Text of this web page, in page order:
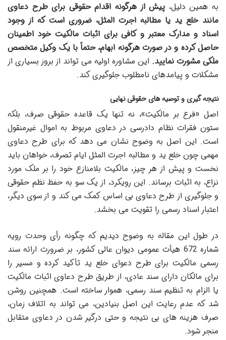
به همین دلیل، پیش از هرگونه اقدام حقوقی برای طرح دعاوی
مانند خلع ید یا مطالبه اجرت المثل، ضروری است که از وجود
اسناد و مدارک معتبر و کافی برای اثبات مالکیت خود اطمینان
حاصل کرده و در صورت هرگونه ابهام، حتماً با یک وکیل متخصص
ملکی مشورت نمایید. این مشاوره اولیه می تواند از بروز بسیاری از
مشکلات و پیامدهای نامطلوب جلوگیری کند.
نتیجه گیری و توصیه های حقوقی نهایی
اصل «فرع بر مالکیت»، نه تنها یک قاعده حقوقی صرف، بلکه
ستون فقرات نظام دادرسی در دعاوی مربوط به اموال غیرمنقول
است. این اصل به وضوح نشان می دهد که برای طرح دعاوی
مهمی چون خلع ید و مطالبه اجرت المثل ایام تصرف، خواهان باید
نخست و پیش از هر چیز، مالکیت بلامنازع خود را بر ملک مورد
نزاع، به اثبات برساند. این رویکرد، از یک سو به حفظ نظم حقوقی
و جلوگیری از طرح دعاوی بی اساس کمک می کند و از سوی دیگر،
اعتبار اسناد رسمی را تقویت می بخشد.
در طول این مقاله به وضوح دیدیم که چگونه رأی وحدت رویه
شماره 672 هیأت عمومی دیوان عالی کشور، بر ضرورت ارائه سند
رسمی مالکیت برای طرح دعوای خلع ید تأکید کرده و مسیر را
برای مالکان دارای سند عادی، از طریق طرح دعاوی اثبات مالکیت
یا الزام به تنظیم سند رسمی، هموار ساخته است. همچنین روشن
شد که عدم رعایت این اصل بنیادین، می تواند به اتلاف زمان،
صرف هزینه های بی نتیجه و حتی درگیر شدن در دعاوی متقابل
منجر شود.